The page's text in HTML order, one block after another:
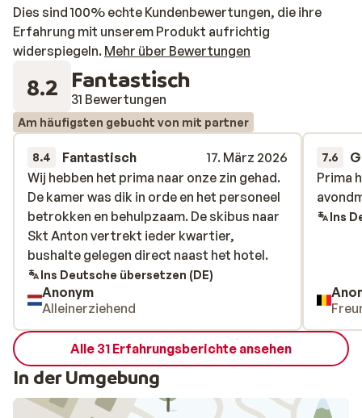
Dies sind 100% echte Kundenbewertungen, die ihre
Erfahrung mit unserem Produkt aufrichtig
widerspiegeln. Mehr über Bewertungen
8.2 Fantastisch
31 Bewertungen
Am häufigsten gebucht von mit partner
8.4 Fantastisch
17. März 2026
Wij hebben het prima naar onze zin gehad.
De kamer was dik in orde en het personeel
betrokken en behulpzaam. De skibus naar
Skt Anton vertrekt ieder kwartier,
bushalte gelegen direct naast het hotel.
Wij hebben het prima naar onze zin gehad.
De kamer was dik in orde en het personeel
betrokken en behulpzaam. De skibus naar
Skt Anton vertrekt ieder kwartier,
bushalte gelegen direct naast het hotel.
Ins Deutsche übersetzen (DE)
Anonym
Alleinerziehend
7.6
Prima
Prima
Ins
Alle 31 Erfahrungsberichte ansehen
In der Umgebung